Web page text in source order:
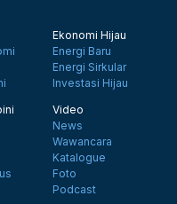
Ekonomi Hijau
Energi Baru
Energi Sirkular
Investasi Hijau
Video
News
Wawancara
Katalogue
Foto
Podcast